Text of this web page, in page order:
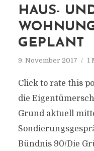
HAUS-
GEPLANT
9. November 2017 1
Click to rate this
die
Grund aktuell
Bündnis 90/Die